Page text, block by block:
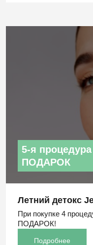
5-я
ПОДАРОК
Летний детокс
При покупке 4
ПОДАРОК!
Подробнее